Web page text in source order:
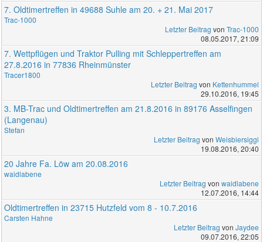
7. Oldtimertreffen in 49688 Suhle am 20. + 21. Mai 2017
Trac-1000
Letzter Beitrag von Trac-1000
08.05.2017, 21:09
7. Wettpflügen und Traktor Pulling mit Schleppertreffen am
27.8.2016 in 77836 Rheinmünster
Tracer1800
Letzter Beitrag von Kettenhummel
29.10.2016, 19:45
3. MB-Trac und Oldtimertreffen am 21.8.2016 in 89176 Asselfingen
(Langenau)
Stefan
Letzter Beitrag von Weisbiersiggi
19.08.2016, 20:40
20 Jahre Fa. Löw am 20.08.2016
waidlabene
Letzter Beitrag von waidlabene
12.07.2016, 14:44
Oldtimertreffen in 23715 Hutzfeld vom 8 - 10.7.2016
Carsten Hahne
Letzter Beitrag von Jaydee
09.07.2016, 22:05